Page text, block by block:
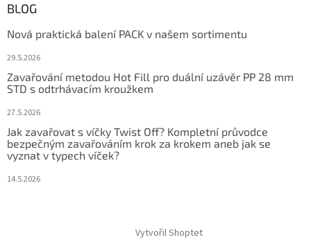
BLOG
Nová praktická balení PACK v našem sortimentu
29.5.2026
Zavařování metodou Hot Fill pro duální uzávěr PP 28 mm
STD s odtrhávacím kroužkem
27.5.2026
Jak zavařovat s víčky Twist Off? Kompletní průvodce
bezpečným zavařováním krok za krokem aneb jak se
vyznat v typech víček?
14.5.2026
Vytvořil Shoptet